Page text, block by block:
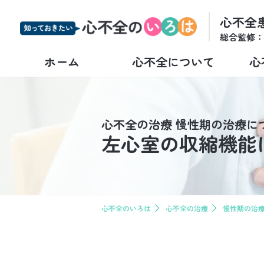
心不全
総合監修
ホーム 心不全について
心不全について TOP
心不全の予防 TOP
心不全の診断 TOP
心不全の治療 TOP
治療中の方へ TOP
心不全の治療 慢性期の治療に
左心室の収縮機
心不全のいろは 心不全の治療 慢性期の治